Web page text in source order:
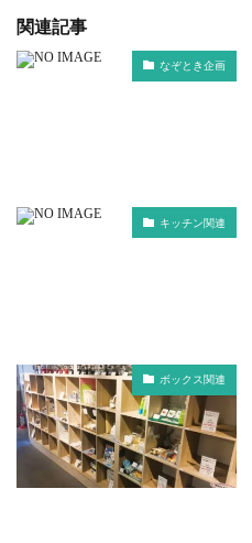
関連記事
なぞとき企画
キッチン関連
ボックス関連